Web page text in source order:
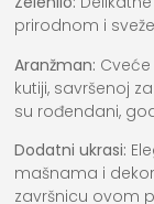
prirodnom i
Aranžman:
kutiji, savršenoj
su rođendani,
Dodatni ukrasi:
mašnama i
završnicu ovom